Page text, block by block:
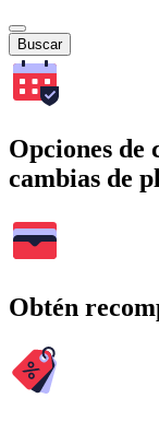
Buscar
Opciones de
cambias de
Obtén